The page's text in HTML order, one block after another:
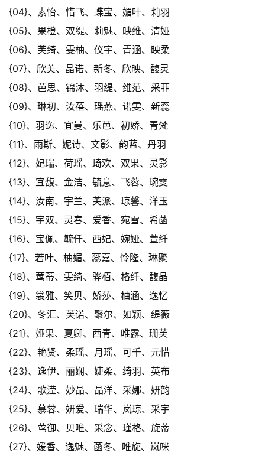
{04}、素怡、惜飞、蝶宝、媚叶、莉羽
{05}、果橙、双缇、莉魅、映维、清娅
{06}、芙绮、雯柚、仪宇、青涵、映柔
{07}、欣美、晶诺、新冬、欣映、馥灵
{08}、芭思、锦沐、羽缇、维范、采菲
{09}、琳初、汝蓓、瑶燕、诺雯、新蕊
{10}、羽逸、宜曼、乐芭、初娇、青梵
{11}、雨斯、妮诗、文影、韵蓝、丹羽
{12}、妃瑞、荷瑶、琦欢、双果、灵影
{13}、宜馥、金洁、毓意、飞蓉、琬雯
{14}、汝南、宇兰、芙派、琼馨、洋玉
{15}、宇双、灵春、爱香、宛雪、希菡
{16}、宝佩、毓仟、西妃、婉娅、萱纤
{17}、若叶、柚媚、蕊嘉、怜隆、琳聚
{18}、莺蒂、雯绮、骅栢、格纤、馥晶
{19}、裳雅、笑贝、娇莎、柚涵、逸忆
{20}、冬汇、芙诺、聚尔、如颖、缇薇
{21}、娅果、夏卿、西青、唯露、珊芙
{22}、艳贤、柔瑶、月瑶、可千、元惜
{23}、逸伊、丽娴、婕柔、绮羽、英布
{24}、歌滢、妙晶、晶洋、采娜、妍韵
{25}、慕蓉、妍爱、瑞华、岚琼、采宇
{26}、莺御、贝唯、采念、瑾格、旋蒂
{27}、媛香、逸魅、菡冬、唯旋、岚咪